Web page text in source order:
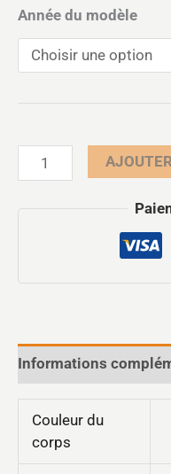
Année du modèle
Informations
Couleur du
corps